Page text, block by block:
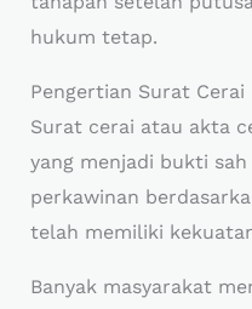
hukum tetap.
Pengertian Surat Cerai
Surat cerai atau akta
yang menjadi bukti
perkawinan
telah memiliki
Banyak masyarakat